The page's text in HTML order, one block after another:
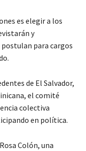
es elegir a los
y
para cargos
de El Salvador,
el comité
colectiva
en política.
Colón, una